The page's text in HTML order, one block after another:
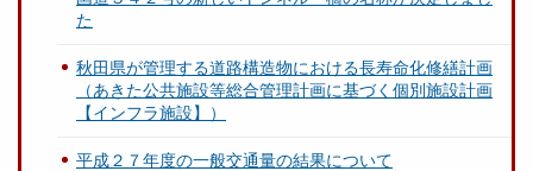
た
秋田県が管理する道路構造物における長寿命化修繕計画
（あきた公共施設等総合管理計画に基づく個別施設計画
【インフラ施設】）
平成２７年度の一般交通量の結果について